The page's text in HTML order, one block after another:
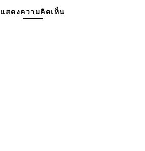
แสดงความคิดเห็น